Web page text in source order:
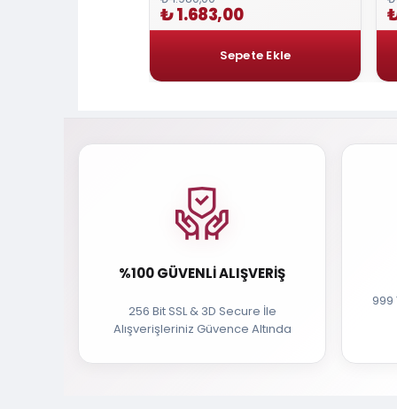
₺ 1.683,00
%100 GÜVENLI ALIŞVERIŞ
256 Bit SSL & 3D Secure İle
Alışverişleriniz Güvence Altında
999